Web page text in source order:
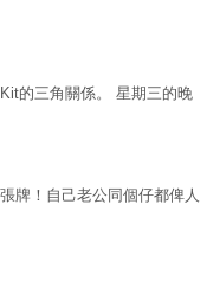
的三角關係。 星期三的晚
牌！自己老公同個仔都俾人